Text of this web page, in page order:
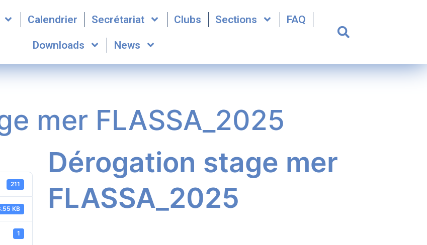
Calendrier Secrétariat Clubs Sections FAQ
Downloads News
mer FLASSA_2025
211
KB
1
Dérogation stage mer
FLASSA_2025